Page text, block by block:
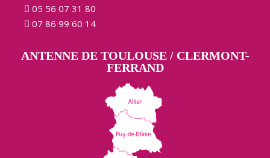
05 56 07 31 80
07 86 99 60 14
ANTENNE DE TOULOUSE / CLERMONT-
FERRAND